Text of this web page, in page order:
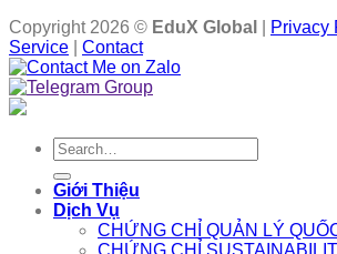
Copyright 2026 © EduX Global Privacy
Service
Contact
Search
for:
Giới Thiệu
Dịch Vụ
CHỨNG CHỈ QUẢN LÝ
CHỨNG CHỈ